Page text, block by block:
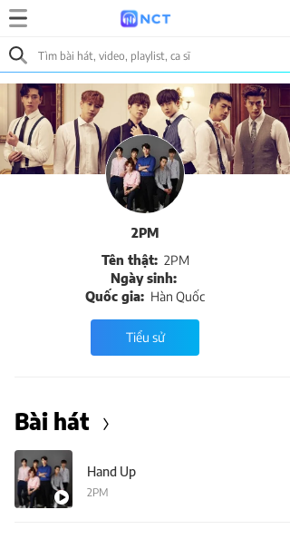
2PM
Tên thật: 2PM
Ngày sinh:
Quốc gia: Hàn Quốc
Tiểu sử
Bài hát
Hand Up
2PM